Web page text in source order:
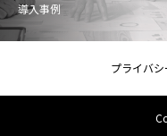
導入事例
プライバ